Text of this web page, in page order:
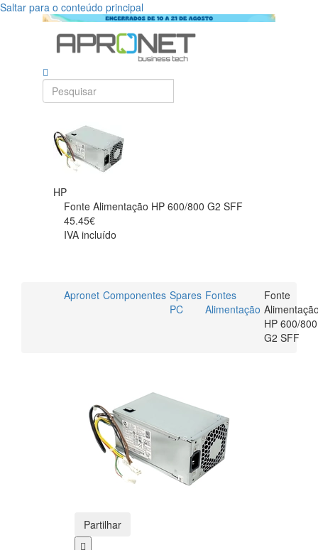
Saltar para o conteúdo principal
HP
Fonte Alimentação HP 600/800 G2 SFF
45.45€
IVA incluído
Apronet Componentes Spares
PC
Fontes
Alimentação
Fonte
HP 600/800
G2 SFF
Partilhar